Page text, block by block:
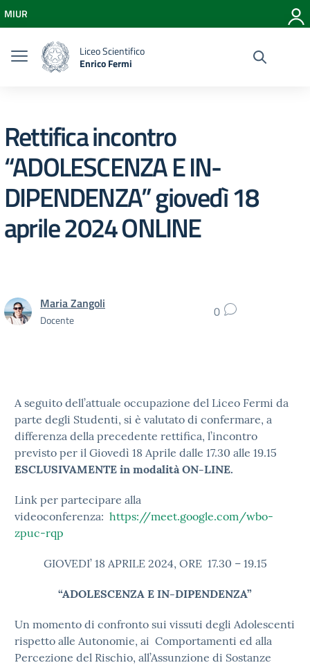
Vai al menu di navigazione
Vai al footer
MIUR
Liceo Scientifico
Enrico Fermi
Rettifica incontro
“ADOLESCENZA E IN-
DIPENDENZA” giovedì 18
aprile 2024 ONLINE
Maria Zangoli
Docente 0
A seguito dell’attuale occupazione del Liceo Fermi da
parte degli Studenti, si è valutato di confermare, a
differenza della precedente rettifica, l’incontro
previsto per il Giovedì 18 Aprile dalle 17.30 alle 19.15
ESCLUSIVAMENTE in modalità ON-LINE.
Link per partecipare alla
videoconferenza: https://meet.google.com/wbo-
zpuc-rqp
GIOVEDI’ 18 APRILE 2024, ORE 17.30 – 19.15
“ADOLESCENZA E IN-DIPENDENZA”
Un momento di confronto sui vissuti degli Adolescenti
rispetto alle Autonomie, ai Comportamenti ed alla
Percezione del Rischio, all’Assunzione di Sostanze